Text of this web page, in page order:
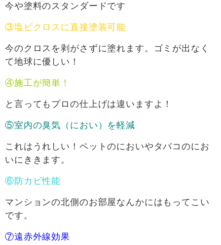
今や塗料のスタンダードです
③塩ビクロスに直接塗装可能
今のクロスを剥がさずに塗れます。ゴミが出なく
て地球に優しい！
④施工が簡単！
と言ってもプロの仕上げは違いますよ！
⑤室内の臭気（におい）を軽減
これはうれしい！ペットのにおいやタバコのにお
いにききます。
⑥防カビ性能
マンションの北側のお部屋なんかにはもってこい
です。
⑦遠赤外線効果